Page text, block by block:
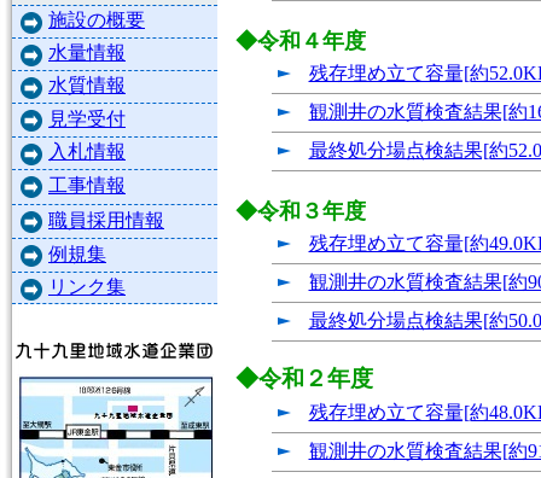
施設の概要
水量情報
水質情報
見学受付
入札情報
工事情報
職員採用情報
例規集
リンク集
◆令和４年度
残存埋め立て容量[約
観測井の水質検査結果[約
最終処分場点検結果[約
◆令和３年度
残存埋め立て容量[約
観測井の水質検査結果[約
最終処分場点検結果[約
◆令和２年度
残存埋め立て容量[約
観測井の水質検査結果[約